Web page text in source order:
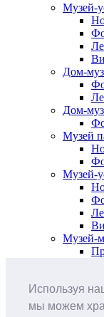
Используя
мы можем
Музей-
Дом-
Дом-
Музей
Музей-
Музей-
Анонс